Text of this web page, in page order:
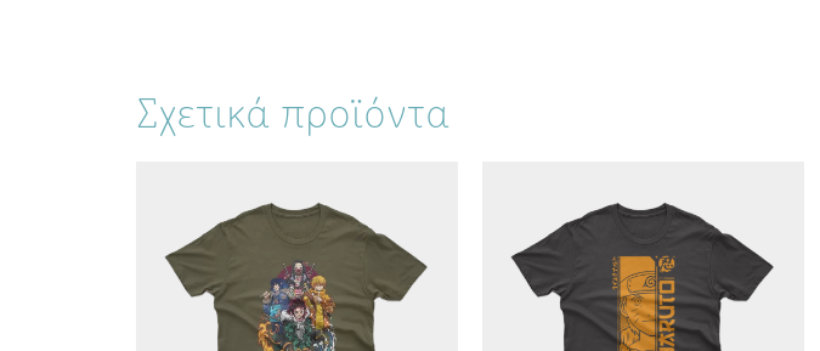
Σχετικά προϊόντα